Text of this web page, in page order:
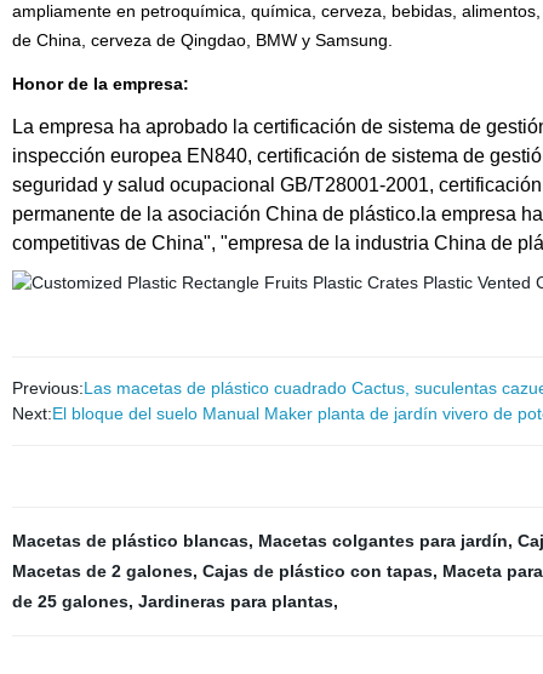
ampliamente en petroquímica, química, cerveza, bebidas,
de China, cerveza de Qingdao, BMW y Samsung.
Honor de la empresa:
La empresa ha aprobado la certificación de sistema de
inspección europea EN840, certificación de sistema de
seguridad y salud ocupacional GB/T28001-2001,
permanente de la asociación China de plástico.la empresa
competitivas de China", "empresa de la industria China de
Previous:Las macetas de plástico cuadrado Cactus, suculentas
Next:El bloque del suelo Manual Maker planta de jardín vivero de
Macetas de plástico blancas, Macetas colgantes para jardín,
Macetas de 2 galones, Cajas de plástico con tapas, Maceta
de 25 galones, Jardineras para plantas,